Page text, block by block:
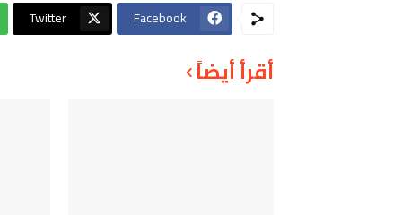
Facebook
Twitter
أقرأ أيضاً